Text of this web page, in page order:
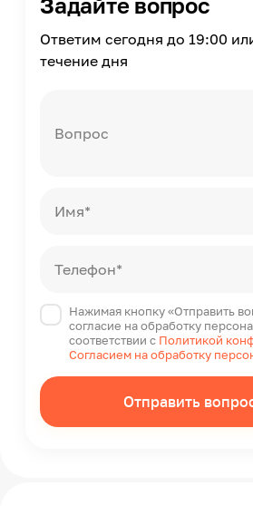
Ширина спального места
Максимальная нагрузка на одно спальное
120
Короб для хранения
Основание
В комплекте, Ортопедическое,
Модельный ряд
Металика
Страна производства
Архитектурный стиль
Современный, Минимализм,
Ответим сегодня до 19:00
течение дня
Вопрос
Имя*
Телефон*
Нажимая кнопку «Отправить
согласие на обработку
соответствии с Политикой
Согласием на обработку
Отправить